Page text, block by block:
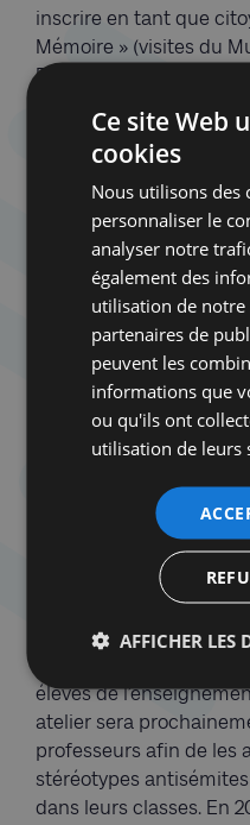
inscrire en tant que
Mémoire » (visites du
Fort de Breendonk)
Nous en profitons pour
qui tous nous disent
expriment leur hâte à
l’écrit l’un d’entre eux :
qui, je ne cesserai de le
enthousiasment nos
ouvrent les yeux sur
rendent plus matures
enrichis d’une
travail d’Alejo
préoccupe tous : les
Enfin, la lutte contre
préoccupation
haine. Esquisse d’une
exposition au CCLJ
la collection Arthur
antisémites, nous
élèves de
atelier sera
professeurs afin de les
stéréotypes
dans leurs classes. En
Ce site Web
cookies
Nous utilisons des
personnaliser le
analyser notre
également des
utilisation de notre
partenaires de
peuvent les
informations que
ou qu'ils ont
utilisation de leurs
AFFICHER LES